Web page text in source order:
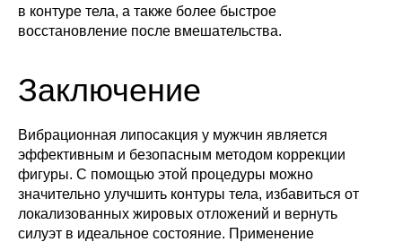
в контуре тела, а также более быстрое
восстановление после вмешательства.
Заключение
Вибрационная липосакция у мужчин является
эффективным и безопасным методом коррекции
фигуры. С помощью этой процедуры можно
значительно улучшить контуры тела, избавиться от
локализованных жировых отложений и вернуть
силуэт в идеальное состояние. Применение